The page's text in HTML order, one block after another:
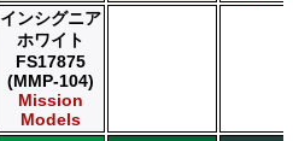
インシグニア
ホワイト
FS17875
(MMP-104)
Mission
Models